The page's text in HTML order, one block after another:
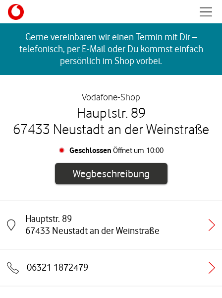
Skip to content
Gerne vereinbaren wir einen Termin mit Dir –
telefonisch, per E-Mail oder Du kommst einfach
persönlich im Shop vorbei.
Vodafone-Shop
Hauptstr. 89
67433 Neustadt an der Weinstraße
Geschlossen Öffnet um 10:00
WegbeschreibungLink öffnet in
Hauptstr. 89
67433 Neustadt an der Weinstraße
Link öffnet in einem neuen Tab
06321 1872479